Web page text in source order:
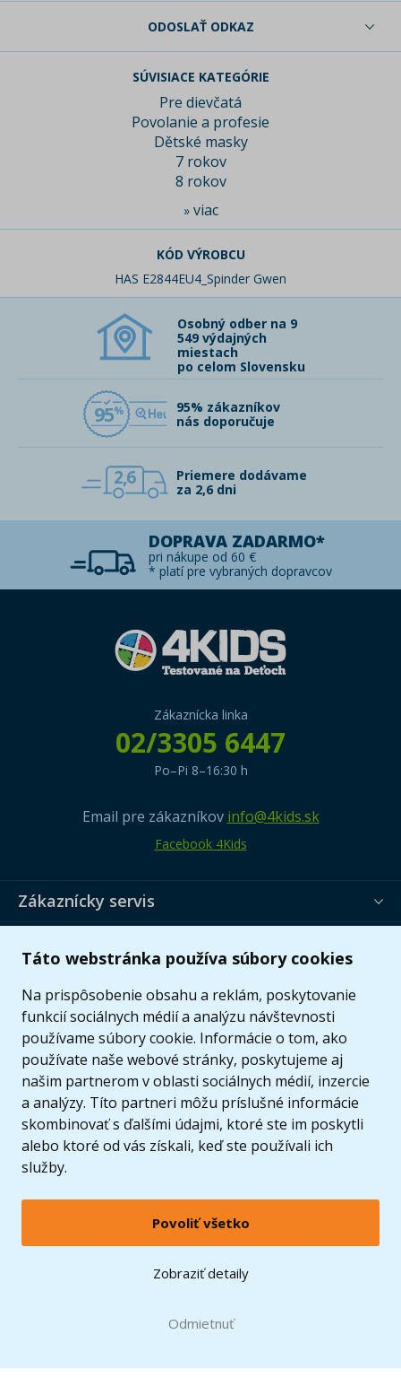
Táto webstránka používa súbory cookies
Na prispôsobenie obsahu a reklám, poskytovanie
funkcií sociálnych médií a analýzu návštevnosti
používame súbory cookie. Informácie o tom, ako
používate naše webové stránky, poskytujeme aj
našim partnerom v oblasti sociálnych médií, inzercie
a analýzy. Títo partneri môžu príslušné informácie
skombinovať s ďalšími údajmi, ktoré ste im poskytli
alebo ktoré od vás získali, keď ste používali ich
služby.
Povoliť všetko
Zobraziť detaily
Odmietnuť
ODOSLAŤ ODKAZ
SÚVISIACE KATEGÓRIE
Pre dievčatá
Povolanie a profesie
Dětské masky
7 rokov
8 rokov
» viac
KÓD VÝROBCU
HAS E2844EU4_Spinder Gwen
Osobný odber na 9
549 výdajných
miestach
po celom Slovensku
95
95% zákazníkov
nás doporučuje
2,6
Priemere dodávame
za 2,6 dni
DOPRAVA ZADARMO*
pri nákupe od 60 €
* platí pre vybraných dopravcov
Zákaznícka linka
02/3305 6447
Po–Pi 8–16:30 h
Email pre zákazníkov info@4kids.sk
Facebook 4Kids
Zákaznícky servis
© 2005 - 2026 Copyright 4kids.sk
LEGO, logo LEGO a minifigúrka sú ochrannými známkami spoločnosti LEGO Group. ©
2024 The LEGO Group.
Zobraziť verziu pre desktop
Doprava zadarmopri nákupe od